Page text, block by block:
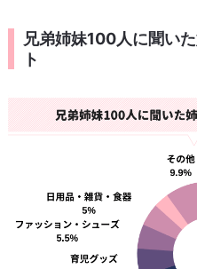
兄弟姉妹100人に聞い
ト